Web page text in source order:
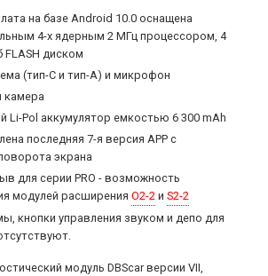
на базе Android 10.0 оснащена
4-х ядерным 2 МГц процессором, 4
FLASH диском
(тип-C и тип-А) и микрофон
камера
Li-Pol аккумулятор емкостью 6 300 mAh
последняя 7-я версия APP c
экрана
для серии PRO - возможность
модулей расширенияO2-2 иS2-2
кнопки управления звуком и депо для
модуль DBScar версии VII,